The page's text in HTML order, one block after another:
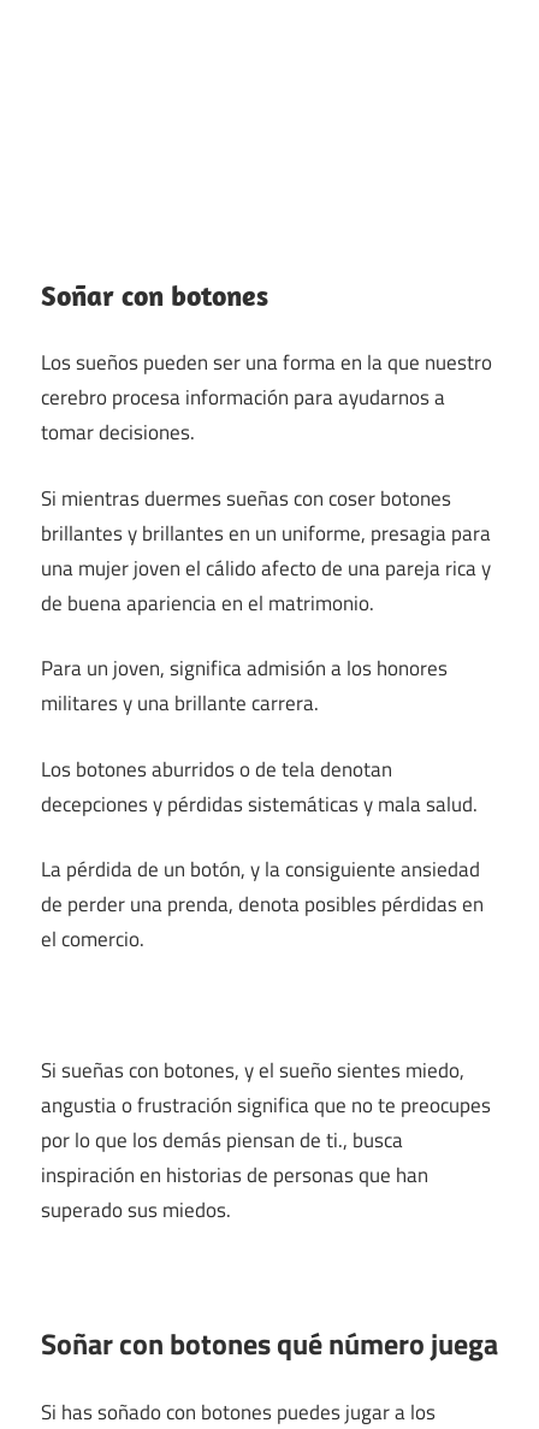
Soñar con botones
Los sueños pueden ser una forma en la que nuestro
cerebro procesa información para ayudarnos a
tomar decisiones.
Si mientras duermes sueñas con coser botones
brillantes y brillantes en un uniforme, presagia para
una mujer joven el cálido afecto de una pareja rica y
de buena apariencia en el matrimonio.
Para un joven, significa admisión a los honores
militares y una brillante carrera.
Los botones aburridos o de tela denotan
decepciones y pérdidas sistemáticas y mala salud.
La pérdida de un botón, y la consiguiente ansiedad
de perder una prenda, denota posibles pérdidas en
el comercio.
Si sueñas con botones, y el sueño sientes miedo,
angustia o frustración significa que no te preocupes
por lo que los demás piensan de ti., busca
inspiración en historias de personas que han
superado sus miedos.
Soñar con botones qué número juega
Si has soñado con botones puedes jugar a los